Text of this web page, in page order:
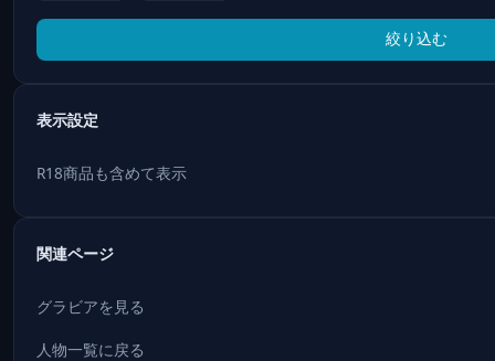
絞り込む
表示設定
R18商品も含めて表示
関連ページ
グラビアを見る
人物一覧に戻る